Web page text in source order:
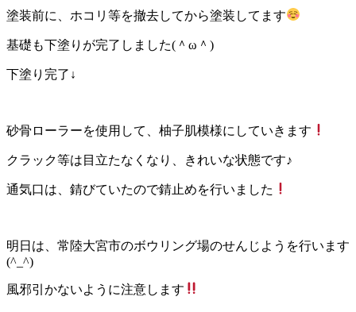
塗装前に、ホコリ等を撤去してから塗装してます
基礎も下塗りが完了しました(＾ω＾)
下塗り完了↓
砂骨ローラーを使用して、柚子肌模様にしていきます
クラック等は目立たなくなり、きれいな状態です♪
通気口は、錆びていたので錆止めを行いました
明日は、常陸大宮市のボウリング場のせんじようを行います
(^_^)
風邪引かないように注意します